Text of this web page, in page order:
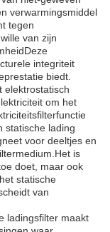
verwarmingsmiddel
tegen
van zijn
integriteit
biedt.
elektrostatisch
om het
statische lading
voor deeltjes en
is
doet, maar ook
statische
van
ladingsfilter maakt